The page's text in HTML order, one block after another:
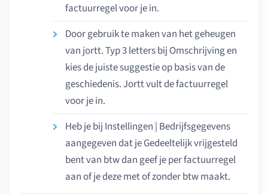
factuurregel voor je in.
Door gebruik te maken van het geheugen
van jortt. Typ 3 letters bij Omschrijving en
kies de juiste suggestie op basis van de
geschiedenis. Jortt vult de factuurregel
voor je in.
Heb je bij Instellingen | Bedrijfsgegevens
aangegeven dat je Gedeeltelijk vrijgesteld
bent van btw dan geef je per factuurregel
aan of je deze met of zonder btw maakt.